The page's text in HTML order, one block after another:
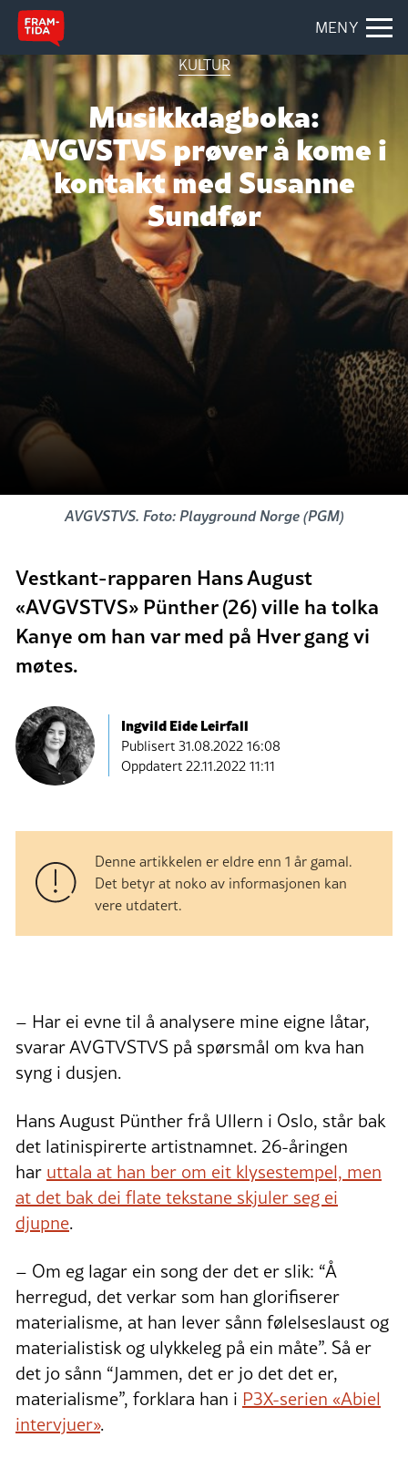
MENY
KULTUR
Musikkdagboka:
AVGVSTVS prøver å kome i
kontakt med Susanne
Sundfør
AVGVSTVS. Foto: Playground Norge (PGM)
Vestkant-rapparen Hans August
«AVGVSTVS» Pünther (26) ville ha tolka
Kanye om han var med på Hver gang vi
møtes.
Ingvild Eide Leirfall
Publisert31.08.2022 16:08
Oppdatert 22.11.2022 11:11
Denne artikkelen er eldre enn 1 år gamal.
Det betyr at noko av informasjonen kan
vere utdatert.
– Har ei evne til å analysere mine eigne låtar,
svarar AVGTVSTVS på spørsmål om kva han
syng i dusjen.
Hans August Pünther frå Ullern i Oslo, står bak
det latinispirerte artistnamnet. 26-åringen
har uttala at han ber om eit klysestempel, men
at det bak dei flate tekstane skjuler seg ei
djupne.
– Om eg lagar ein song der det er slik: “Å
herregud, det verkar som han glorifiserer
materialisme, at han lever sånn følelseslaust og
materialistisk og ulykkeleg på ein måte”. Så er
det jo sånn “Jammen, det er jo det det er,
materialisme”, forklara han i P3X-serien «Abiel
intervjuer».